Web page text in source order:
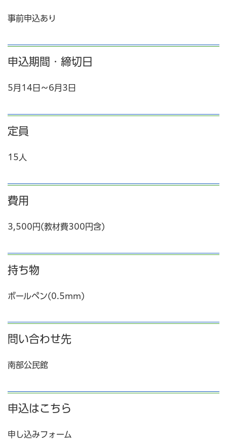
事前申込あり
申込期間・締切日
5月14日～6月3日
定員
15人
費用
3,500円(教材費300円含)
持ち物
ボールペン(0.5mm)
問い合わせ先
南部公民館
申込はこちら
申し込みフォーム